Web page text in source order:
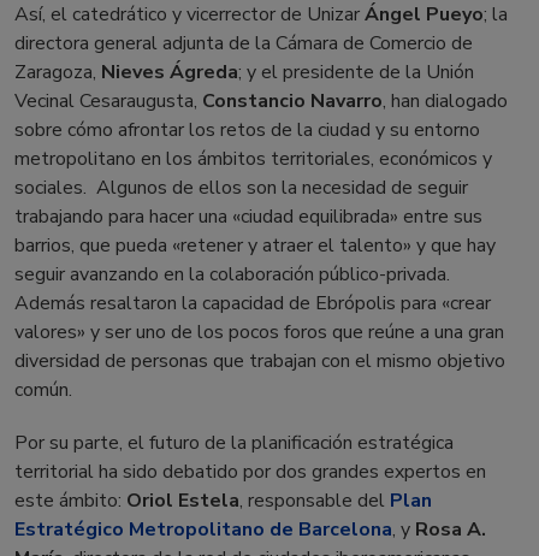
Así, el catedrático y vicerrector de UnizarÁngel Pueyo; la
directora general adjunta de la Cámara de Comercio de
Zaragoza, Nieves Ágreda; y el presidente de la Unión
Vecinal Cesaraugusta, Constancio Navarro, han dialogado
sobre cómo afrontar los retos de la ciudad y su entorno
metropolitano en los ámbitos territoriales, económicos y
sociales. Algunos de ellos son la necesidad de seguir
trabajando para hacer una «ciudad equilibrada» entre sus
barrios, que pueda «retener y atraer el talento» y que hay
seguir avanzando en la colaboración público-privada.
Además resaltaron la capacidad de Ebrópolis para «crear
valores» y ser uno de los pocos foros que reúne a una gran
diversidad de personas que trabajan con el mismo objetivo
común.
Por su parte, el futuro de la planificación estratégica
territorial ha sido debatido por dos grandes expertos en
este ámbito: Oriol Estela, responsable del Plan
Estratégico Metropolitano de Barcelona, y Rosa A.